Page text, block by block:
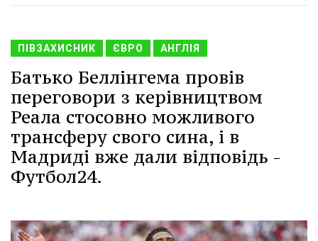
ПІВЗАХИСНИК ЄВРО АНГЛІЯ
Батько Беллінгема провів
переговори з керівництвом
Реала стосовно можливого
трансферу свого сина, і в
Мадриді вже дали відповідь -
Футбол24.